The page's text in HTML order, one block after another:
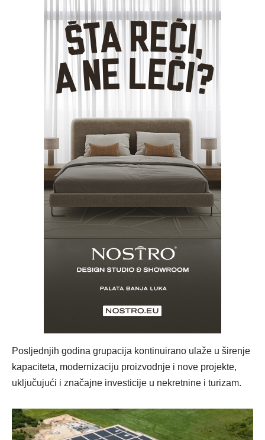
Posljednjih godina grupacija kontinuirano ulaže u širenje
kapaciteta, modernizaciju proizvodnje i nove projekte,
uključujući i značajne investicije u nekretnine i turizam.